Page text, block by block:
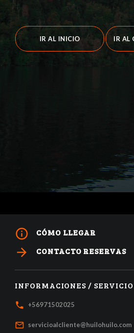
IR AL INICIO IR AL
info_outline CÓMO LLEGAR
arrow_forward CONTACTO RESERVAS
INFORMACIONES /
local_phone +56971502025
mail_outline servicioalcliente@huilohuilo.com